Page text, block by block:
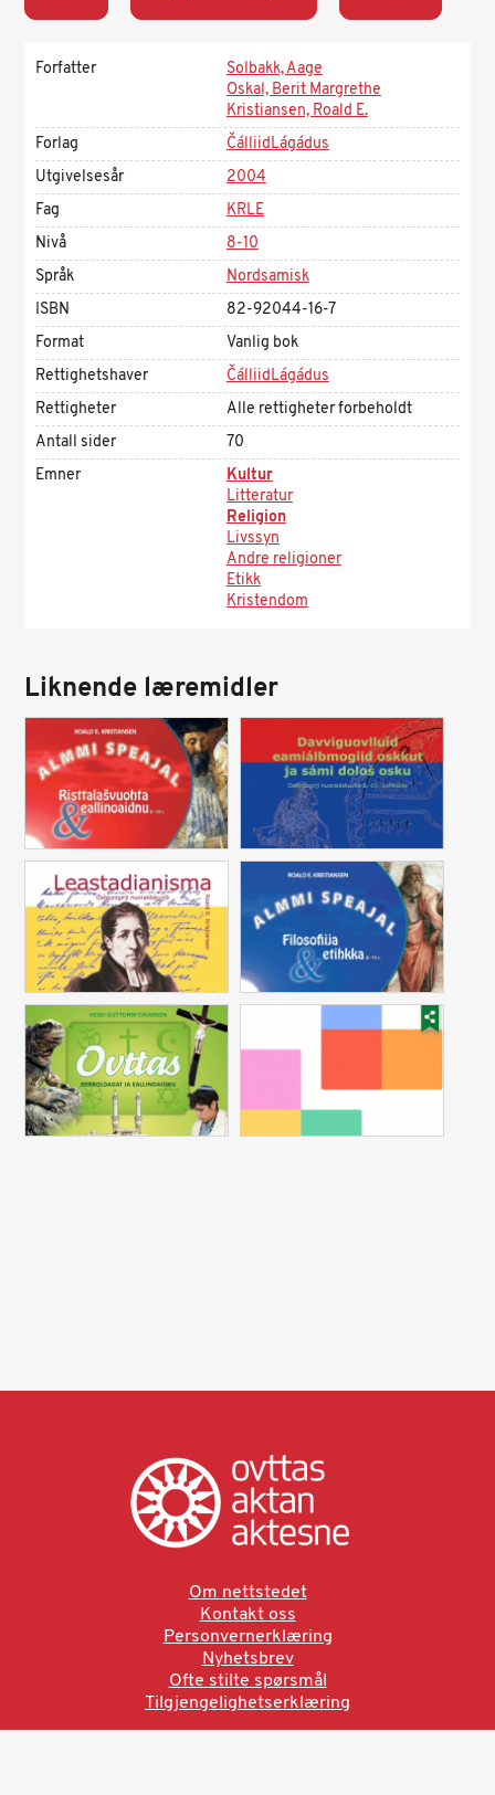
Forfatter
Solbakk, Aage
Oskal, Berit Margrethe
Kristiansen, Roald E.
Forlag
ČálliidLágádus
Utgivelsesår
2004
Fag
KRLE
Nivå
8-10
Språk
Nordsamisk
ISBN
82-92044-16-7
Format
Vanlig bok
Rettighetshaver
ČálliidLágádus
Rettigheter
Alle rettigheter forbeholdt
Antall sider
70
Emner
Kultur
Litteratur
Religion
Livssyn
Andre religioner
Etikk
Kristendom
Liknende læremidler
Om nettstedet
Kontakt oss
Personvernerklæring
Nyhetsbrev
Ofte stilte spørsmål
Tilgjengelighetserklæring